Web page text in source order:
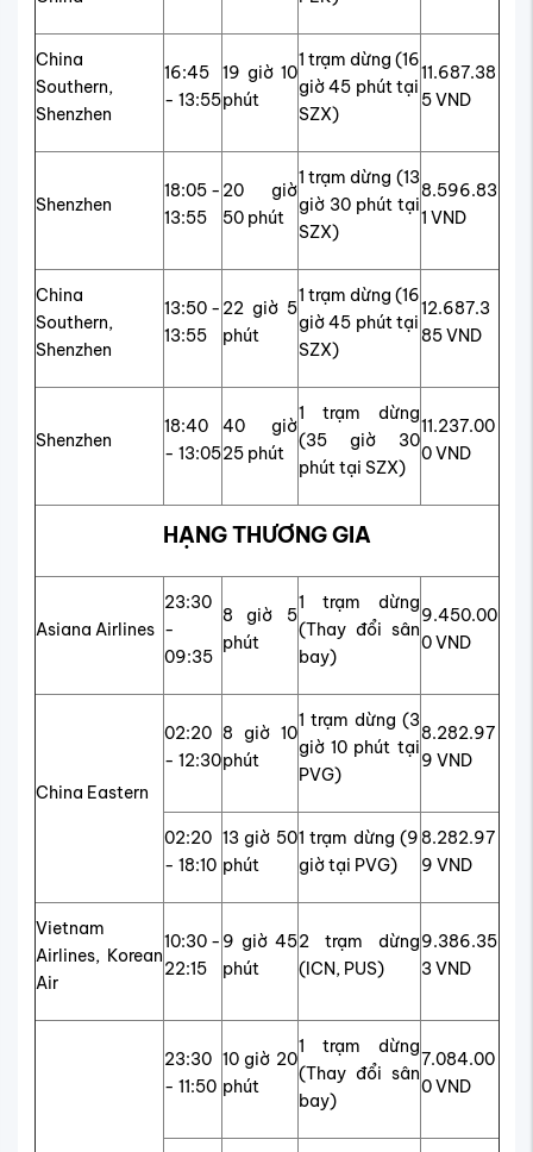
China
Southern,
Shenzhen
16:45
- 13:55
19 giờ 10
phút
1 trạm dừng (16
giờ 45 phút tại
SZX)
11.687.38
5 VND
Shenzhen
18:05 -
13:55
20 giờ
50 phút
1 trạm dừng (13
giờ 30 phút tại
SZX)
8.596.83
1 VND
China
Southern,
Shenzhen
13:50 -
13:55
22 giờ 5
phút
1 trạm dừng (16
giờ 45 phút tại
SZX)
12.687.3
85 VND
Shenzhen
18:40
- 13:05
40 giờ
25 phút
1 trạm dừng
(35 giờ 30
phút tại SZX)
11.237.00
0 VND
HẠNG THƯƠNG GIA
Asiana Airlines
23:30
-
09:35
8 giờ 5
phút
1 trạm dừng
(Thay đổi sân
bay)
9.450.00
0 VND
China Eastern
02:20
- 12:30
8 giờ 10
phút
1 trạm dừng (3
giờ 10 phút tại
PVG)
8.282.97
9 VND
02:20
- 18:10
13 giờ 50
phút
1 trạm dừng (9
giờ tại PVG)
8.282.97
9 VND
Vietnam
Airlines, Korean
Air
10:30 -
22:15
9 giờ 45
phút
2 trạm dừng
(ICN, PUS)
9.386.35
3 VND
23:30
- 11:50
10 giờ 20
phút
1 trạm dừng
(Thay đổi sân
bay)
7.084.00
0 VND